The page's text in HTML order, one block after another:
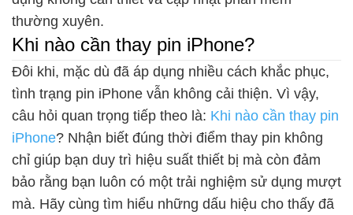
thường xuyên.
Khi nào cần thay pin iPhone?
Đôi khi, mặc dù đã áp dụng nhiều cách khắc phục,
tình trạng pin iPhone vẫn không cải thiện. Vì vậy,
câu hỏi quan trọng tiếp theo là: Khi nào cần thay pin
iPhone? Nhận biết đúng thời điểm thay pin không
chỉ giúp bạn duy trì hiệu suất thiết bị mà còn đảm
bảo rằng bạn luôn có một trải nghiệm sử dụng mượt
mà. Hãy cùng tìm hiểu những dấu hiệu cho thấy đã